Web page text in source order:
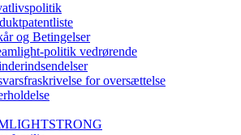
og Betingelser
politik vedrørende
for oversættelse